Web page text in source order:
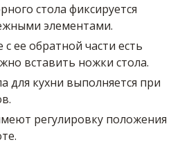
стола фиксируется
элементами.
ее обратной части есть
вставить ножки стола.
для кухни выполняется при
регулировку положения